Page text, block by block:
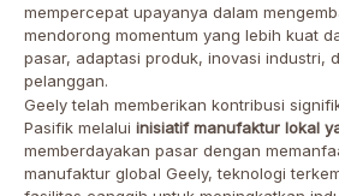
mempercepat upayanya dalam
mendorong momentum yang lebih kuat
pasar, adaptasi produk, inovasi industri,
pelanggan.
Geely telah memberikan kontribusi
Pasifik melalui inisiatif manufaktur lokal
memberdayakan pasar dengan
manufaktur global Geely, teknologi